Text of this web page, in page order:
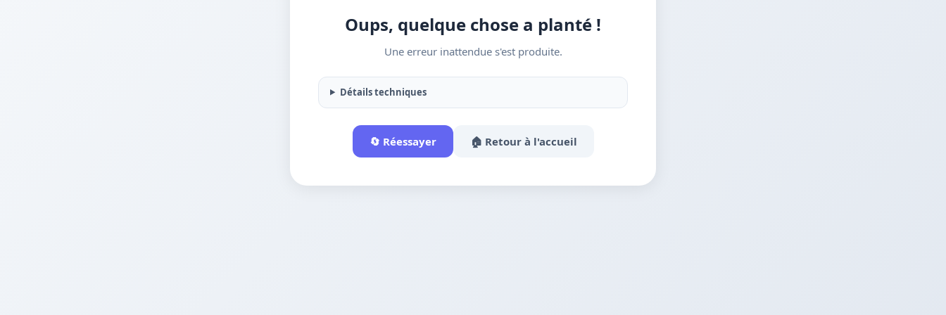
Oups, quelque chose a planté !
Une erreur inattendue s'est produite.
Détails techniques
🔄 Réessayer 🏠 Retour à l'accueil